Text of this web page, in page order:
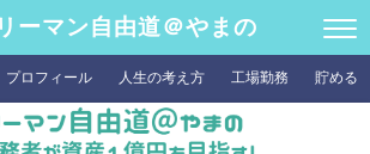
ーマン自由道＠やまの
プロフィール 人生の考え方 工場勤務 貯める